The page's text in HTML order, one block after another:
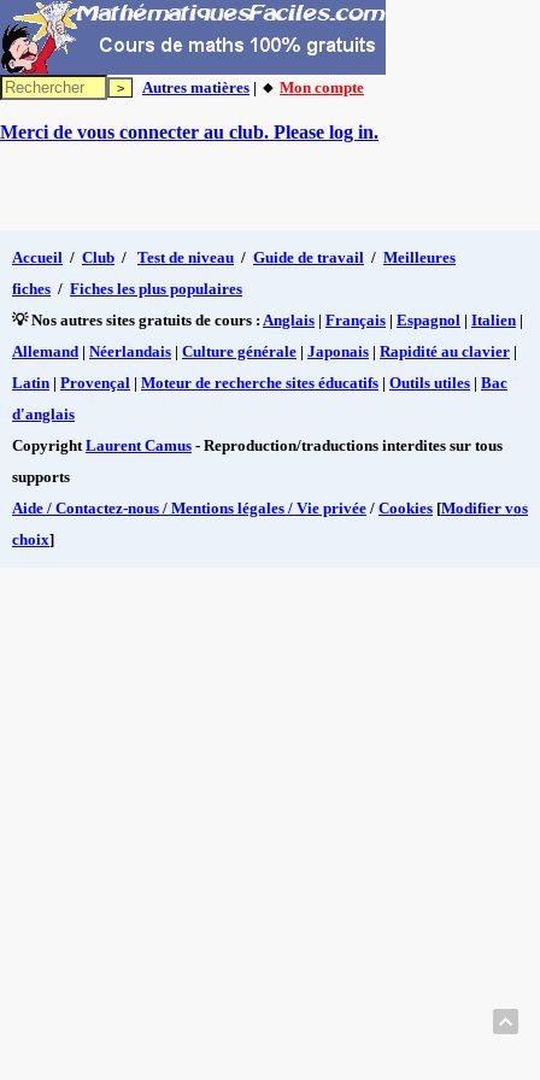
Autres matières | 🔸 Mon compte
Merci de vous connecter au club. Please log in.
Accueil / Club / Test de niveau / Guide de travail / Meilleures
fiches / Fiches les plus populaires
💡 Nos autres sites gratuits de cours : Anglais | Français | Espagnol | Italien |
Allemand | Néerlandais | Culture générale | Japonais | Rapidité au clavier |
Latin | Provençal | Moteur de recherche sites éducatifs | Outils utiles | Bac
d'anglais
CopyrightLaurent Camus - Reproduction/traductions interdites sur tous
supports
Aide / Contactez-nous / Mentions légales / Vie privée / Cookies [Modifier vos
choix]